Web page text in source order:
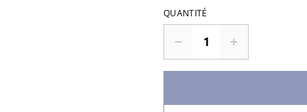
QUANTITÉ